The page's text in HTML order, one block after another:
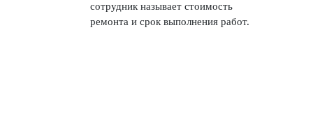
сотрудник называет стоимость
ремонта и срок выполнения работ.